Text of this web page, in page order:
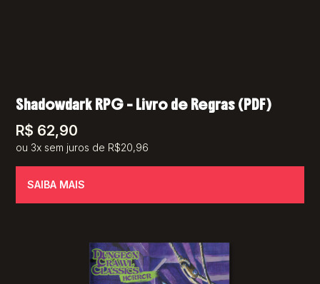
Shadowdark RPG – Livro de Regras (PDF)
R$ 62,90
ou 3x sem juros de R$20,96
SAIBA MAIS